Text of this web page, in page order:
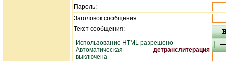
Пароль:
Заголовок сообщения:
Текст сообщения:
Использование HTML разрешено
Автоматическая детранслитерация
выключена